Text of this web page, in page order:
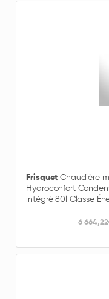
Frisquet Chaudière
Hydroconfort
intégré 80l Classe
6